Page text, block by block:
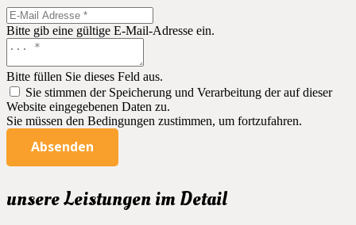
Bitte gib eine gültige E-Mail-Adresse ein.
Bitte füllen Sie dieses Feld aus.
Sie stimmen der Speicherung und Verarbeitung der auf dieser
Website eingegebenen Daten zu.
Sie müssen den Bedingungen zustimmen, um fortzufahren.
Absenden
unsere Leistungen im Detail